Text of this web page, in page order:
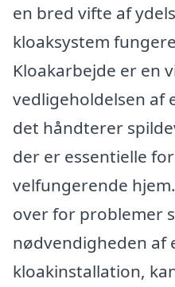
en bred vifte af
kloaksystem
Kloakarbejde er en
vedligeholdelsen af
det håndterer
der er essentielle
velfungerende
over for problemer
nødvendigheden af
kloakinstallation,